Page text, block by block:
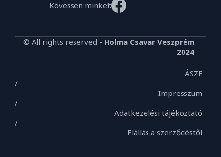
Kövessen minket:
© All rights reserved - Holma Csavar Veszprém
2024
ÁSZF
/
Impresszum
/
Adatkezelési tájékoztató
/
Elállás a szerződéstől